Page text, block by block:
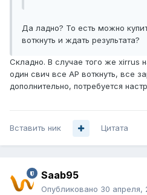
Да ладно? То есть можно
воткнуть и ждать результата?
Складно. В случае того же xirrus
один свич все АР воткнуть, все
дополнительно, потребуется
Вставить ник Цитата
Saab95
Опубликовано 30 апреля,